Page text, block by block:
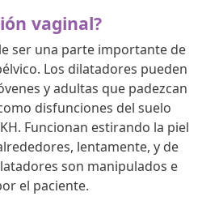
vaginal?
ser una parte importante de
Los dilatadores pueden
y adultas que padezcan
disfunciones del suelo
Funcionan estirando la piel
lentamente, y de
son manipulados e
el paciente.